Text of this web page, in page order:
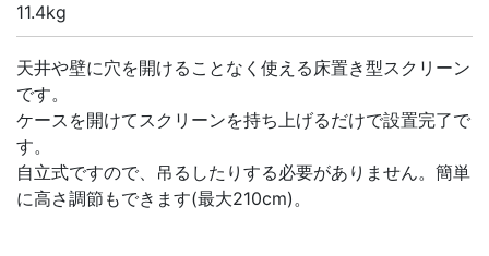
11.4kg
天井や壁に穴を開けることなく使える床置き型スクリーン
です。
ケースを開けてスクリーンを持ち上げるだけで設置完了で
す。
自立式ですので、吊るしたりする必要がありません。簡単
に高さ調節もできます(最大210cm)。